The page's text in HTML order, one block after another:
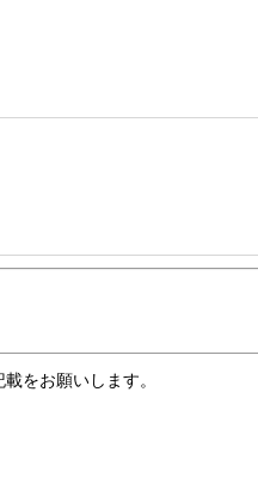
をお願いします。